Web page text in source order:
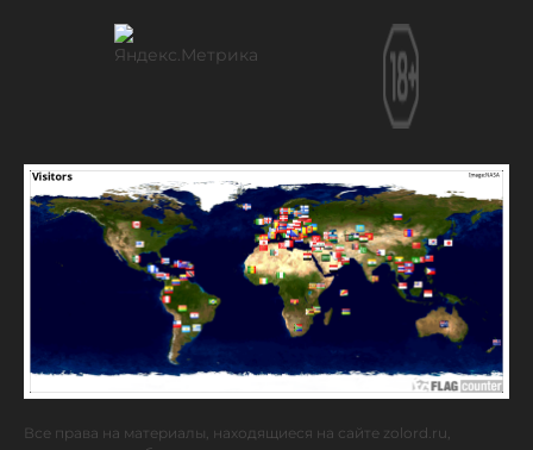
Все права на материалы, находящиеся на сайте zolord.ru,